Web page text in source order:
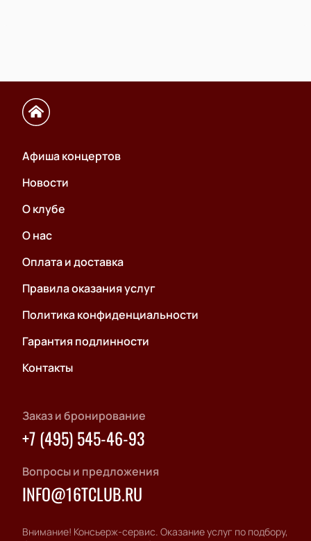
Афиша концертов
Новости
О клубе
О нас
Оплата и доставка
Правила оказания услуг
Политика конфиденциальности
Гарантия подлинности
Контакты
Внимание! Консьерж-сервис. Оказание услуг по подбору,
Заказ и бронирование
+7 (495) 545-46-93
Вопросы и предложения
INFO@16TCLUB.RU